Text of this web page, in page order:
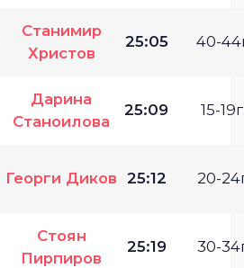
Станимир
Христов
25:05 40-
Дарина
Станоилова
25:09 15-
Георги Диков 25:12 20-
Стоян
Пирпиров
25:19 30-